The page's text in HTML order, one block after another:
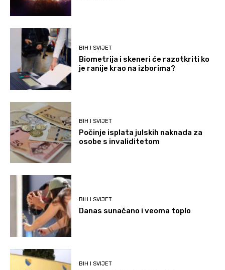
BIH I SVIJET
Biometrija i skeneri će razotkriti ko
je ranije krao na izborima?
BIH I SVIJET
Počinje isplata julskih naknada za
osobe s invaliditetom
BIH I SVIJET
Danas sunačano i veoma toplo
BIH I SVIJET